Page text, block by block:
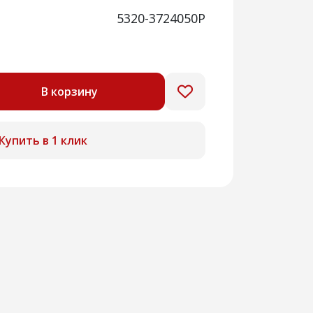
5320-3724050Р
В корзину
Купить в 1 клик